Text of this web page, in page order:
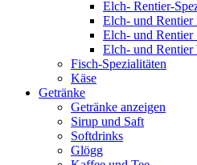
Elch- Rentier-
Elch- und Rentier
Elch- und Rentier
Elch- und Rentier
Fisch-Spezialitäten
Käse
Getränke
Getränke anzeigen
Sirup und Saft
Softdrinks
Glögg